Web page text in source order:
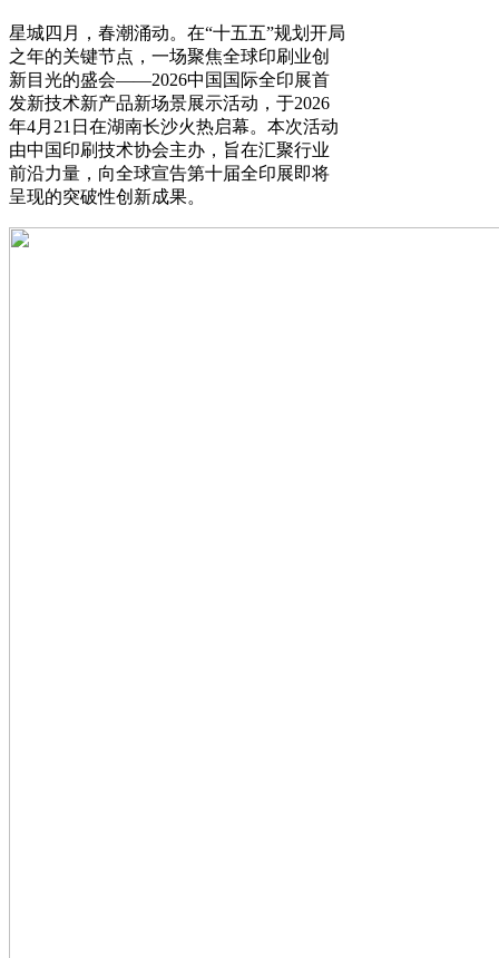
星城四月，春潮涌动。在“十五五”规划开局
之年的关键节点，一场聚焦全球印刷业创
新目光的盛会——2026中国国际全印展首
发新技术新产品新场景展示活动，于2026
年4月21日在湖南长沙火热启幕。本次活动
由中国印刷技术协会主办，旨在汇聚行业
前沿力量，向全球宣告第十届全印展即将
呈现的突破性创新成果。